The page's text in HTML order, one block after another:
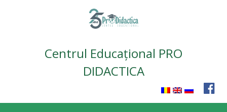
Centrul Educațional PRO
DIDACTICA